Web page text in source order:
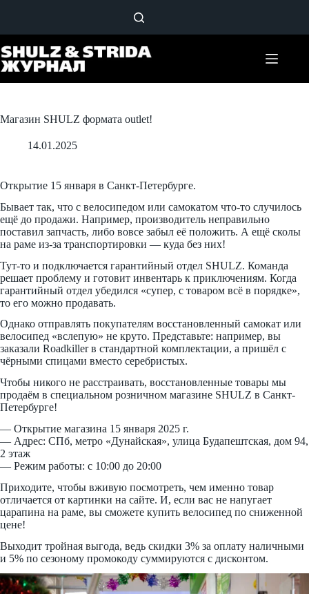
Магазин SHULZ формата outlet!
14.01.2025
Открытие 15 января в Санкт-Петербурге.
Бывает так, что с велосипедом или самокатом что-то случилось
ещё до продажи. Например, производитель неправильно
поставил запчасть, либо вовсе забыл её положить. А ещё сколы
на раме из-за транспортировки — куда без них!
Тут-то и подключается гарантийный отдел SHULZ. Команда
решает проблему и готовит инвентарь к приключениям. Когда
гарантийный отдел убедился «супер, с товаром всё в порядке»,
то его можно продавать.
Однако отправлять покупателям восстановленный самокат или
велосипед «вслепую» не круто. Представьте: например, вы
заказали Roadkiller в стандартной комплектации, а пришёл с
чёрными спицами вместо серебристых.
Чтобы никого не расстраивать, восстановленные товары мы
продаём в специальном розничном магазине SHULZ в Санкт-
Петербурге!
— Открытие магазина 15 января 2025 г.
— Адрес: СПб, метро «Дунайская», улица Будапештская, дом 94,
2 этаж
— Режим работы: с 10:00 до 20:00
Приходите, чтобы вживую посмотреть, чем именно товар
отличается от картинки на сайте. И, если вас не напугает
царапина на раме, вы сможете купить велосипед по сниженной
цене!
Выходит тройная выгода, ведь скидки 3% за оплату наличными
и 5% по сезоному промокоду суммируются с дисконтом.